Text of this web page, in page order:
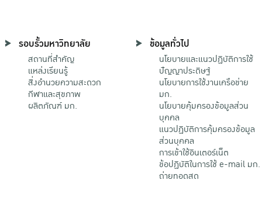
รอบรั้วมหาวิทยาลัย
สถานที่สำคัญ
แหล่งเรียนรู้
สิ่งอำนวยความสะดวก
กีฬาและสุขภาพ
ผลิตภัณฑ์ มก.
ข้อมูลทั่วไป
นโยบายและแนวปฏิบัติการใช้
ปัญญาประดิษฐ์
นโยบายการใช้งานเครือข่าย
มก.
นโยบายคุ้มครองข้อมูลส่วน
บุคคล
แนวปฏิบัติการคุ้มครองข้อมูล
ส่วนบุคคล
การเข้าใช้อินเตอร์เน็ต
ข้อปฏิบัติในการใช้ e-mail มก.
ถ่ายทอดสด